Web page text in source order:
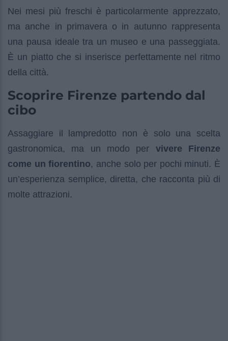
Nei mesi più freschi è particolarmente apprezzato,
ma anche in primavera o in autunno rappresenta
una pausa ideale tra un museo e una passeggiata.
È un piatto che si inserisce perfettamente nel ritmo
della città.
Scoprire Firenze partendo dal
cibo
Assaggiare il lampredotto non è solo una scelta
gastronomica, ma un modo per vivere Firenze
come un fiorentino, anche solo per pochi minuti. È
un’esperienza semplice, diretta, che racconta più di
molte attrazioni.